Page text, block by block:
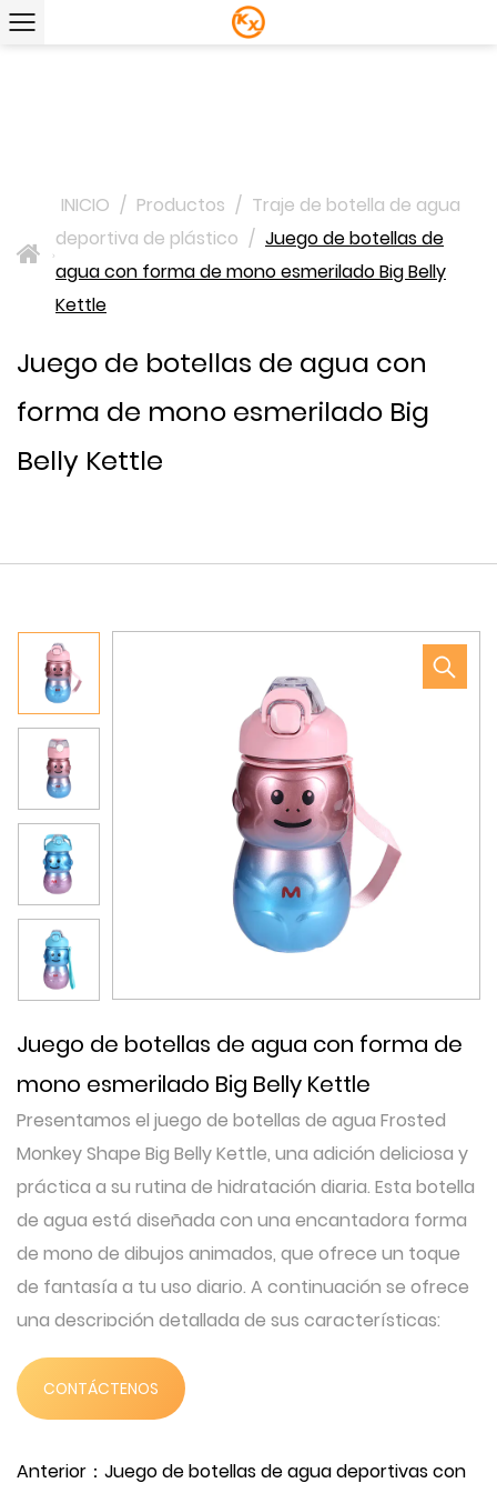
>
INICIO / Productos / Traje de botella de agua
deportiva de plástico / Juego de botellas de
agua con forma de mono esmerilado Big Belly
Kettle
Juego de botellas de agua con
forma de mono esmerilado Big
Belly Kettle
Juego de botellas de agua con forma de
mono esmerilado Big Belly Kettle
Presentamos el juego de botellas de agua Frosted
Monkey Shape Big Belly Kettle, una adición deliciosa y
práctica a su rutina de hidratación diaria. Esta botella
de agua está diseñada con una encantadora forma
de mono de dibujos animados, que ofrece un toque
de fantasía a tu uso diario. A continuación se ofrece
una descripción detallada de sus características:
El hervidor Frosted Monkey Shape Big Belly está
elaborado con un diseño único que captura la
esencia juguetona de un mono. Su cuerpo recuerda a
sino que también proporciona un amplio espacio para
CONTÁCTENOS
Anterior：Juego de botellas de agua deportivas con